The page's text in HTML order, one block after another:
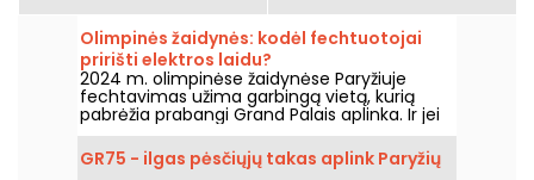
Olimpinės žaidynės: kodėl fechtuotojai
pririšti elektros laidu?
2024 m. olimpinėse žaidynėse Paryžiuje
fechtavimas užima garbingą vietą, kurią
pabrėžia prabangi Grand Palais aplinka. Ir jei
jums įdomu, kodėl fechtuotojai yra pritvirtinti
elektros laidais, gera žinia ta, kad mes galime
jums viską paaiškinti!
GR75 - ilgas pėsčiųjų takas aplink Paryžių